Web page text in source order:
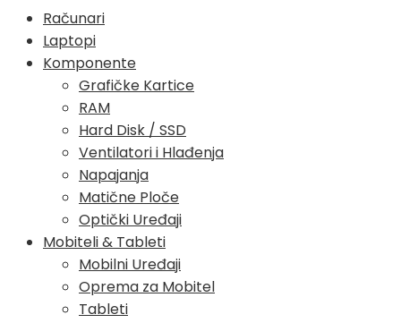
Računari
Laptopi
Komponente
Grafičke Kartice
RAM
Hard Disk / SSD
Ventilatori i Hlađenja
Napajanja
Matične Ploče
Optički Uređaji
Mobiteli & Tableti
Mobilni Uređaji
Oprema za Mobitel
Tableti